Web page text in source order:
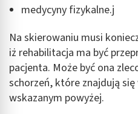
medycyny fizykalne.j
Na skierowaniu musi
iż rehabilitacja ma być
pacjenta. Może być ona
schorzeń, które znajdują
wskazanym powyżej.